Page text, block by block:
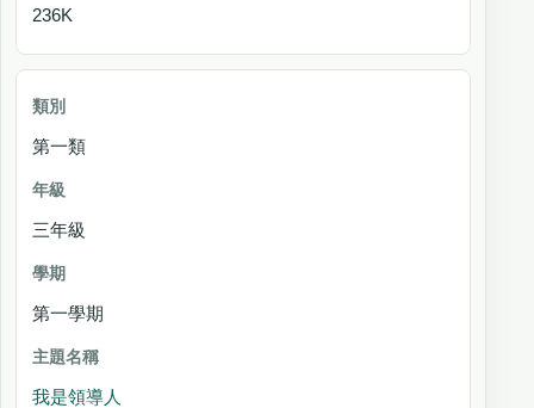
236K
第一類
三年級
第一學期
我是領導人